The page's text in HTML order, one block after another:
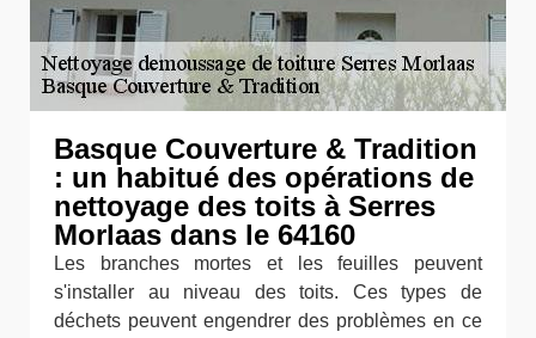
Basque Couverture & Tradition
: un habitué des opérations de
nettoyage des toits à Serres
Morlaas dans le 64160
Les branches mortes et les feuilles peuvent
s'installer au niveau des toits. Ces types de
déchets peuvent engendrer des problèmes en ce